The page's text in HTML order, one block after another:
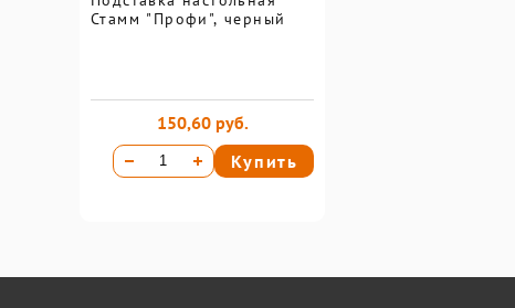
Стамм "Профи", черный
150,60 руб.
Купить